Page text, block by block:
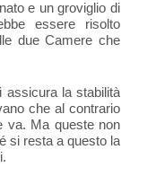
e un groviglio di
essere risolto
due Camere che
assicura la stabilità
che al contrario
va. Ma queste non
si resta a questo la